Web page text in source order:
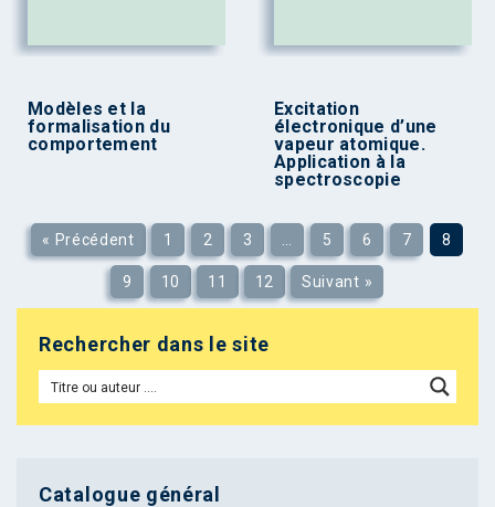
Modèles et la
formalisation du
comportement
Excitation
électronique d’une
vapeur atomique.
Application à la
spectroscopie
« Précédent 1 2 3 5 6 7 8
9 10 11 12 Suivant »
Rechercher dans le site
Catalogue général